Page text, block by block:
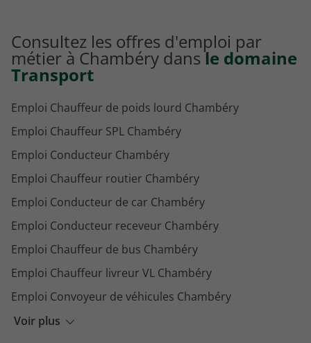
Consultez les offres d'emploi par
métier à Chambéry dansle domaine
Transport
Voir plus
Emploi Chauffeur de poids lourd Chambéry
Emploi Chauffeur SPL Chambéry
Emploi Conducteur Chambéry
Emploi Chauffeur routier Chambéry
Emploi Conducteur de car Chambéry
Emploi Conducteur receveur Chambéry
Emploi Chauffeur de bus Chambéry
Emploi Chauffeur livreur VL Chambéry
Emploi Convoyeur de véhicules Chambéry
Emploi Agent de courrier Chambéry